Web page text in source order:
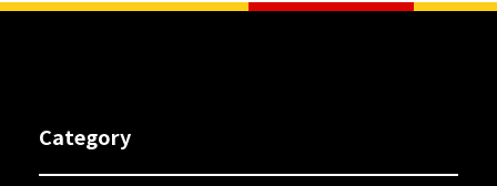
Category